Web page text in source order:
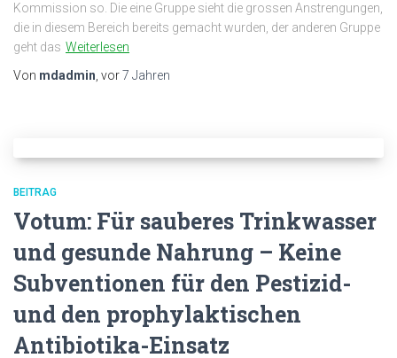
Kommission so. Die eine Gruppe sieht die grossen Anstrengungen,
die in diesem Bereich bereits gemacht wurden, der anderen Gruppe
geht das Weiterlesen
Von mdadmin , vor7 Jahren
BEITRAG
Votum: Für sauberes Trinkwasser
und gesunde Nahrung – Keine
Subventionen für den Pestizid-
und den prophylaktischen
Antibiotika-Einsatz